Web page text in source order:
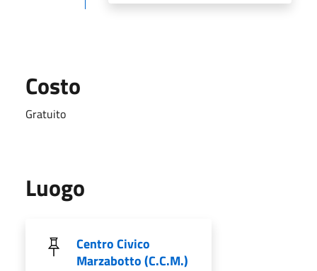
Costo
Gratuito
Luogo
Centro Civico
Marzabotto (C.C.M.)